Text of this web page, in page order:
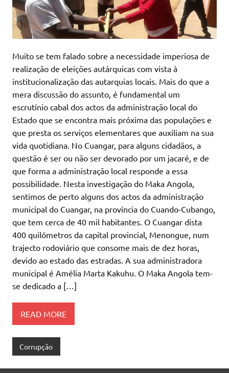
Muito se tem falado sobre a necessidade imperiosa de
realização de eleições autárquicas com vista à
institucionalização das autarquias locais. Mais do que a
mera discussão do assunto, é fundamental um
escrutínio cabal dos actos da administração local do
Estado que se encontra mais próxima das populações e
que presta os serviços elementares que auxiliam na sua
vida quotidiana. No Cuangar, para alguns cidadãos, a
questão é ser ou não ser devorado por um jacaré, e de
que forma a administração local responde a essa
possibilidade. Nesta investigação do Maka Angola,
sentimos de perto alguns dos actos da administração
municipal do Cuangar, na província do Cuando-Cubango,
que tem cerca de 40 mil habitantes. O Cuangar dista
400 quilómetros da capital provincial, Menongue, num
trajecto rodoviário que consome mais de dez horas,
devido ao estado das estradas. A sua administradora
municipal é Amélia Marta Kakuhu. O Maka Angola tem-
se dedicado a […]
READ MORE
Corrupção